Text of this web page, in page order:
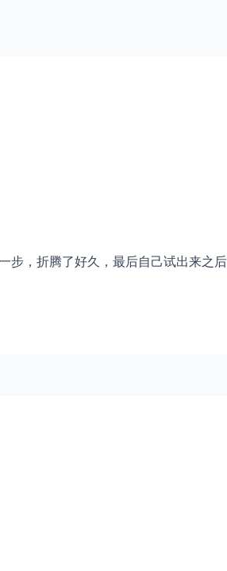
步，折腾了好久，最后自己试出来之